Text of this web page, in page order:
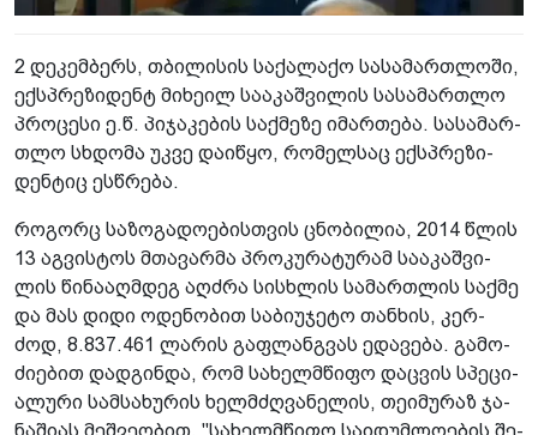
2 დე­კემ­ბერს, თბი­ლი­სის სა­ქა­ლა­ქო სა­სა­მარ­თლო­ში,
ექ­სპრე­ზი­დენტ მი­ხე­ილ სა­ა­კაშ­ვი­ლის სა­სა­მარ­თლო
პრო­ცე­სი ე.წ. პი­ჯა­კე­ბის საქ­მე­ზე იმარ­თე­ბა. სა­სა­მარ­
თლო სხდო­მა უკვე და­ი­წყო, რო­მელ­საც ექ­სპრე­ზი­
დენ­ტიც ეს­წრე­ბა.
რო­გორც სა­ზო­გა­დო­ე­ბის­თვის ცნო­ბი­ლია, 2014 წლის
13 აგ­ვის­ტოს მთა­ვარ­მა პრო­კუ­რა­ტუ­რამ სა­ა­კაშ­ვი­
ლის წი­ნა­აღ­მდეგ აღ­ძრა სის­ხლის სა­მარ­თლის საქ­მე
და მას დიდი ოდე­ნო­ბით სა­ბი­უ­ჯე­ტო თან­ხის, კერ­
ძოდ, 8.837.461 ლა­რის გაფ­ლან­გვას ედა­ვე­ბა. გა­მო­
ძი­ე­ბით დად­გინ­და, რომ სა­ხელ­მწი­ფო დაც­ვის სპე­ცი­
ა­ლუ­რი სამ­სა­ხუ­რის ხელ­მძღვა­ნე­ლის, თე­ი­მუ­რაზ ჯა­
ნა­ში­ას მეშ­ვე­ო­ბით, "სა­ხელ­მწი­ფო სა­ი­დუმ­ლო­ე­ბის შე­